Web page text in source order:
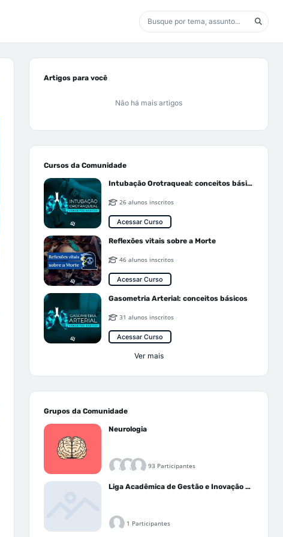
Artigos para você
Não há mais artigos
Cursos da Comunidade
Intubação Orotraqueal: conceitos básicos
26 alunos inscritos
Acessar Curso
Reflexões vitais sobre a Morte
46 alunos inscritos
Acessar Curso
Gasometria Arterial: conceitos básicos
31 alunos inscritos
Acessar Curso
Ver mais
Grupos da Comunidade
Neurologia
93 Participantes
Liga Acadêmica de Gestão e Inovação Médica - LAGIM
1 Participantes